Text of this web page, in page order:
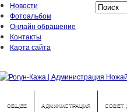
Новости
Фотоальбом
Онлайн обращение
Контакты
Карта сайта
ОБЩЕЕ АДМИНИСТРАЦИЯ СОВЕТ